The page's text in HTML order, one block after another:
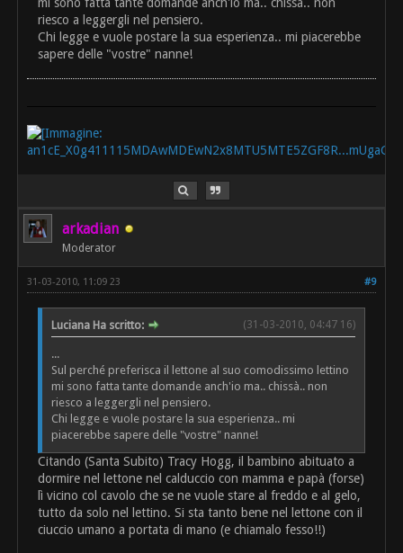
riesco a leggergli nel pensiero.
Chi legge e vuole postare la sua esperienza.. mi piacerebbe
sapere delle "vostre" nanne!
arkadian
Moderator
#9
31-03-2010, 11:09 23
(31-03-2010, 04:47 16)
Luciana Ha scritto:
...
Sul perché preferisca il lettone al suo comodissimo lettino
mi sono fatta tante domande anch'io ma.. chissà.. non
riesco a leggergli nel pensiero.
Chi legge e vuole postare la sua esperienza.. mi
piacerebbe sapere delle "vostre" nanne!
Citando (Santa Subito) Tracy Hogg, il bambino abituato a
dormire nel lettone nel calduccio con mamma e papà (forse)
lì vicino col cavolo che se ne vuole stare al freddo e al gelo,
tutto da solo nel lettino. Si sta tanto bene nel lettone con il
ciuccio umano a portata di mano (e chiamalo fesso!!)